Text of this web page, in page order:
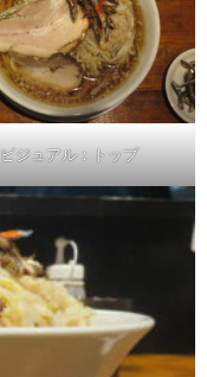
ビジュアル：トップ